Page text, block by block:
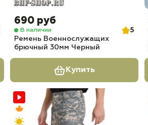
690 руб
В наличии
5
Ремень Военнослужащих
брючный 30мм Черный
Купить